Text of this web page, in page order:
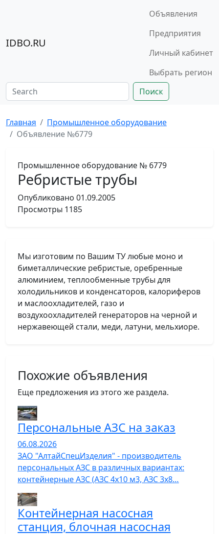
IDBO.RU
Объявления
Предприятия
Личный кабинет
Выбрать регион
Поиск
Главная
Промышленное оборудование
Объявление №6779
Промышленное оборудование № 6779
Ребристые трубы
Опубликовано 01.09.2005
Просмотры 1185
Мы изготовим по Вашим ТУ любые моно и
биметаллические ребристые, оребренные
алюминием, теплообменные трубы для
холодильников и конденсаторов, калориферов
и маслоохладителей, газо и
воздухоохладителей генераторов на черной и
нержавеющей стали, меди, латуни, мельхиоре.
Похожие объявления
Еще предложения из этого же раздела.
Персональные АЗС на заказ
06.08.2026
ЗАО "АлтайСпецИзделия" - производитель
персональных АЗС в различных вариантах:
контейнерные АЗС (АЗС 4х10 м3, АЗС 3х8…
Контейнерная насосная
станция, блочная насосная